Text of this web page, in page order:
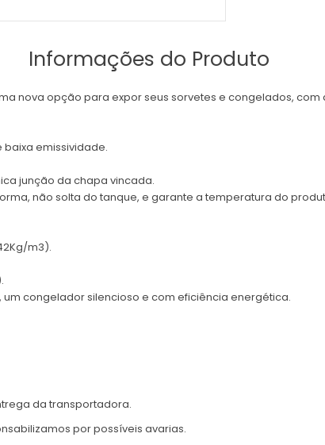
Informações do Produto
nova opção para expor seus sorvetes e congelados,
emissividade.
junção da chapa vincada.
não solta do tanque, e garante a temperatura do
m3).
congelador silencioso e com eficiência energética.
da transportadora.
por possíveis avarias.